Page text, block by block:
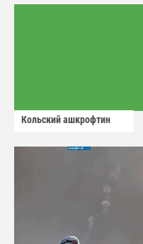
Кольский ашкрофтин